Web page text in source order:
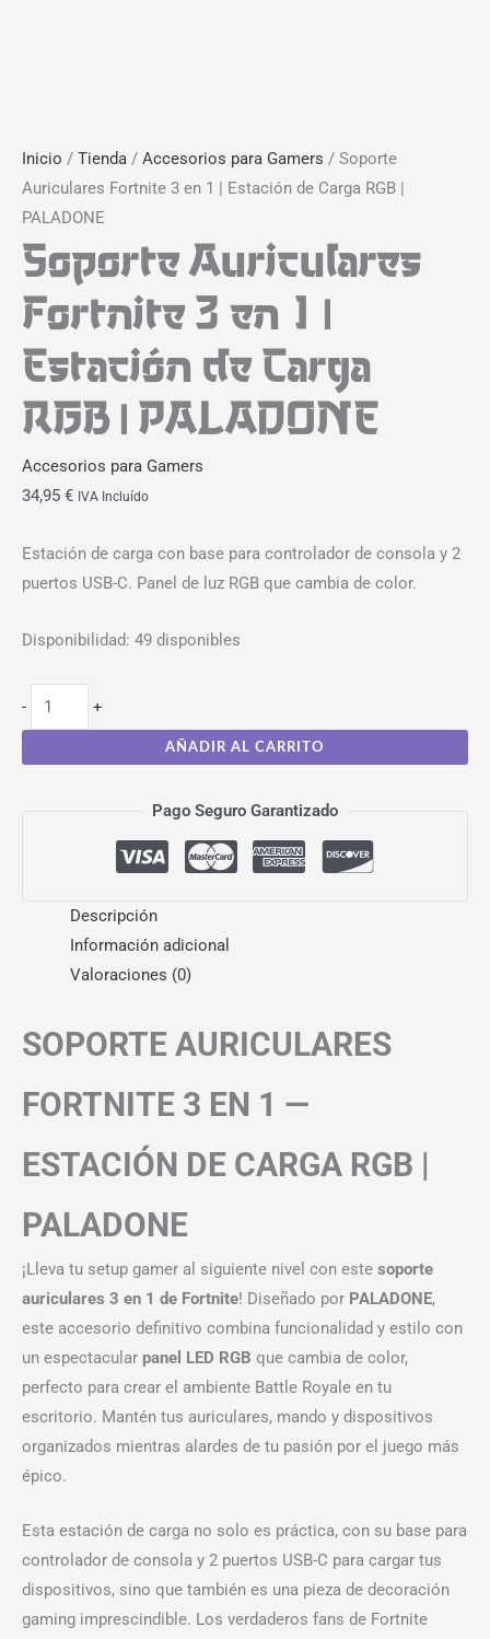
Inicio / Tienda / Accesorios para Gamers / Soporte
Auriculares Fortnite 3 en 1 | Estación de Carga RGB |
PALADONE
Soporte Auriculares
Fortnite 3 en 1 |
Estación de Carga
RGB | PALADONE
Accesorios para Gamers
34,95 € IVA Incluído
Estación de carga con base para controlador de consola y 2
puertos USB-C. Panel de luz RGB que cambia de color.
Disponibilidad: 49 disponibles
- +
AÑADIR AL CARRITO
Pago Seguro Garantizado
Descripción
Información adicional
Valoraciones (0)
SOPORTE AURICULARES
FORTNITE 3 EN 1 —
ESTACIÓN DE CARGA RGB |
PALADONE
¡Lleva tu setup gamer al siguiente nivel con este soporte
auriculares 3 en 1 de Fortnite! Diseñado por PALADONE,
este accesorio definitivo combina funcionalidad y estilo con
un espectacular panel LED RGB que cambia de color,
perfecto para crear el ambiente Battle Royale en tu
escritorio. Mantén tus auriculares, mando y dispositivos
organizados mientras alardes de tu pasión por el juego más
épico.
Esta estación de carga no solo es práctica, con su base para
controlador de consola y 2 puertos USB-C para cargar tus
dispositivos, sino que también es una pieza de decoración
gaming imprescindible. Los verdaderos fans de Fortnite